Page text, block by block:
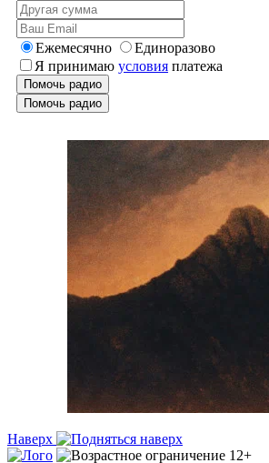
Ежемесячно
Единоразово
Я принимаю условия платежа
Помочь радио
Помочь радио
Наверх